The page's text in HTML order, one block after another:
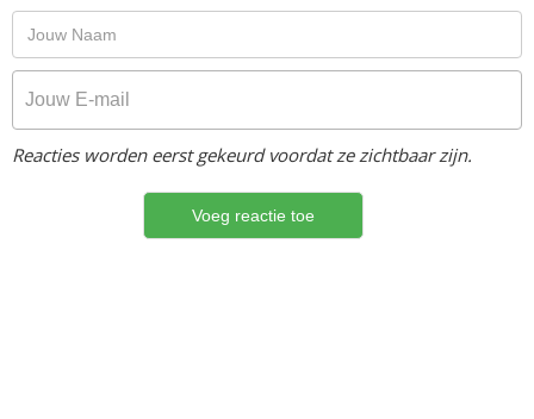
Reacties worden eerst gekeurd voordat ze zichtbaar zijn.